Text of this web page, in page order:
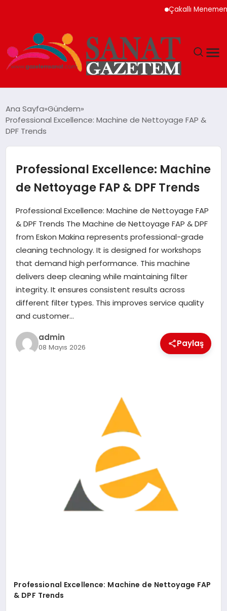
Çakallı Menemeni
TEKNOLOJI
YAŞAM
EKONOMI
SAĞLIK
DÜNYA
EĞITIM
Ana Sayfa Gündem
Professional Excellence: Machine de Nettoyage FAP &
DPF Trends
Professional Excellence: Machine
de Nettoyage FAP & DPF Trends
Professional Excellence: Machine de Nettoyage FAP
& DPF Trends The Machine de Nettoyage FAP & DPF
from Eskon Makina represents professional-grade
cleaning technology. It is designed for workshops
that demand high performance. This machine
delivers deep cleaning while maintaining filter
integrity. It ensures consistent results across
different filter types. This improves service quality
and customer…
admin
08 Mayıs 2026 Paylaş
Professional Excellence: Machine de Nettoyage FAP
& DPF Trends